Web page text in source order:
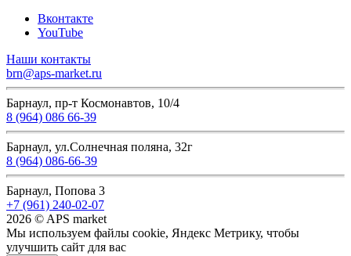
Вконтакте
YouTube
Наши контакты
brn@aps-market.ru
Барнаул, пр-т Космонавтов, 10/4
8 (964) 086 66-39
Барнаул, ул.Солнечная поляна, 32г
8 (964) 086-66-39
Барнаул, Попова 3
+7 (961) 240-02-07
2026 © APS market
Мы используем файлы cookie, Яндекс Метрику, чтобы
улучшить сайт для вас